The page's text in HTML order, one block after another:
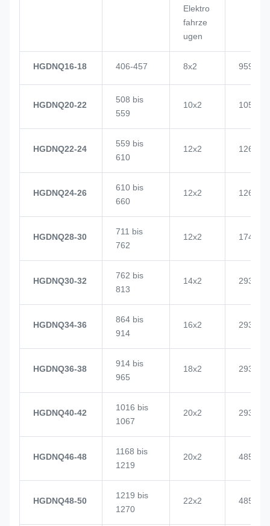
Elektro
fahrze
ugen
HGDNQ16-18 406-457 8x2 959
HGDNQ20-22
508 bis
559
10x2 1057
HGDNQ22-24
559 bis
610
12x2 1268
HGDNQ24-26
610 bis
660
12x2 1268
HGDNQ28-30
711 bis
762
12x2 1748
HGDNQ30-32
762 bis
813
14x2 2937
HGDNQ34-36
864 bis
914
16x2 2937
HGDNQ36-38
914 bis
965
18x2 2937
HGDNQ40-42
1016 bis
1067
20x2 2937
HGDNQ46-48
1168 bis
1219
20x2 4855
HGDNQ48-50
1219 bis
1270
22x2 4855